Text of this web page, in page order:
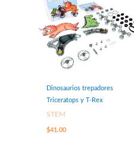
Dinosaurios trepadores
Triceratops y T-Rex
STEM
$41.00